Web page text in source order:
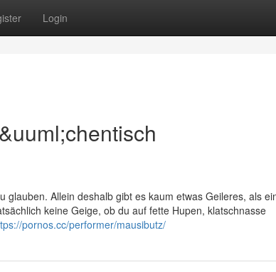
Login
Allein deshalb gibt es kaum etwas Geileres, als
keine Geige, ob du auf fette Hupen, klatschnasse
pornos.cc/performer/mausibutz/